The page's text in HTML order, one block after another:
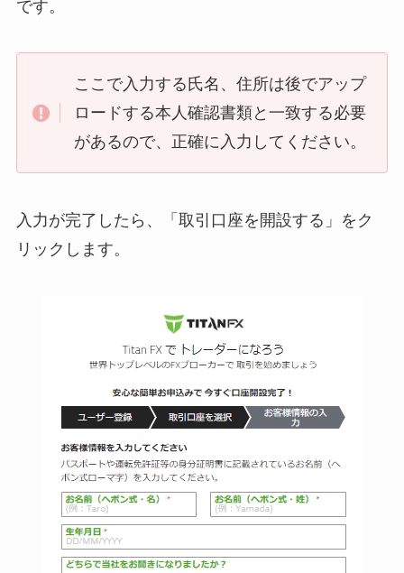
です。
ここで入力する氏名、住所は後でアップ
ロードする本人確認書類と一致する必要
があるので、正確に入力してください。
入力が完了したら、「取引口座を開設する」をク
リックします。